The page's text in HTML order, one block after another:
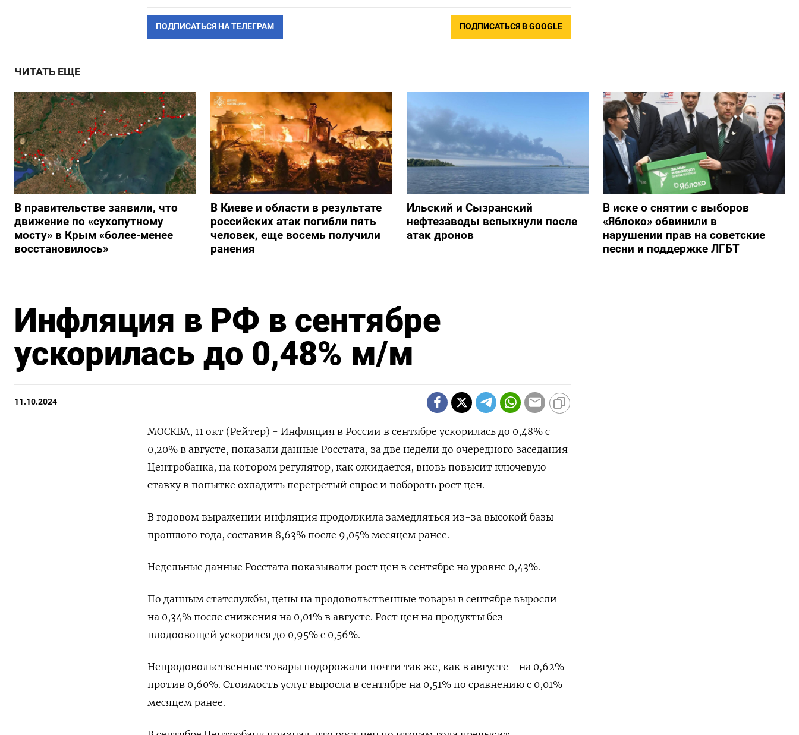
ПОДПИСАТЬСЯ НА ТЕЛЕГРАМ ПОДПИСАТЬСЯ В GOOGLE
ЧИТАТЬ ЕЩЕ
В правительстве заявили, что
движение по «сухопутному
мосту» в Крым «более-менее
восстановилось»
В Киеве и области в результате
российских атак погибли пять
человек, еще восемь получили
ранения
Ильский и Сызранский
нефтезаводы вспыхнули после
атак дронов
В иске о снятии с выборов
«Яблоко» обвинили в
нарушении прав на советские
песни и поддержке ЛГБТ
Инфляция в РФ в сентябре
ускорилась до 0,48% м/м
11.10.2024
МОСКВА, 11 окт (Рейтер) - Инфляция в России в сентябре ускорилась до 0,48% с
0,20% в августе, показали данные Росстата, за две недели до очередного заседания
Центробанка, на котором регулятор, как ожидается, вновь повысит ключевую
ставку в попытке охладить перегретый спрос и побороть рост цен.
В годовом выражении инфляция продолжила замедляться из-за высокой базы
прошлого года, составив 8,63% после 9,05% месяцем ранее.
Недельные данные Росстата показывали рост цен в сентябре на уровне 0,43%.
По данным статслужбы, цены на продовольственные товары в сентябре выросли
на 0,34% после снижения на 0,01% в августе. Рост цен на продукты без
плодоовощей ускорился до 0,95% с 0,56%.
Непродовольственные товары подорожали почти так же, как в августе - на 0,62%
против 0,60%. Стоимость услуг выросла в сентябре на 0,51% по сравнению с 0,01%
месяцем ранее.